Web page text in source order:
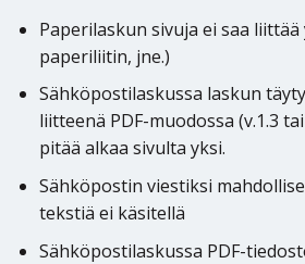
Paperilaskun sivuja ei saa
paperiliitin, jne.)
Sähköpostilaskussa laskun
liitteenä PDF-muodossa (v.1.3
pitää alkaa sivulta yksi.
Sähköpostin viestiksi
tekstiä ei käsitellä
Sähköpostilaskussa PDF-